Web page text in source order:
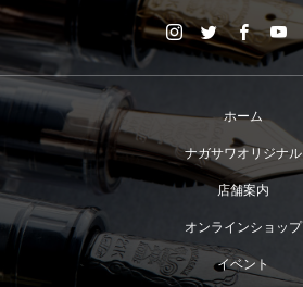
ホーム
ナガサワオリジナル
店舗案内
オンラインショップ
イベント